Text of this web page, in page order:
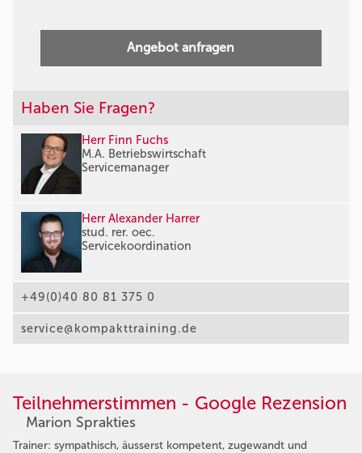
Angebot anfragen
Haben Sie Fragen?
Herr Finn Fuchs
M.A. Betriebswirtschaft
Servicemanager
Herr Alexander Harrer
stud. rer. oec.
Servicekoordination
+49(0)40 80 81 375 0
service@kompakttraining.de
Teilnehmerstimmen - Google Rezension
Marion Sprakties
Trainer: sympathisch, äusserst kompetent, zugewandt und